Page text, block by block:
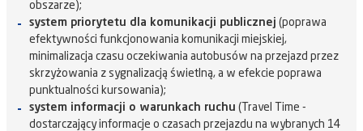
obszarze);
system priorytetu dla komunikacji publicznej (poprawa
efektywności funkcjonowania komunikacji miejskiej,
minimalizacja czasu oczekiwania autobusów na przejazd przez
skrzyżowania z sygnalizacją świetlną, a w efekcie poprawa
punktualności kursowania);
system informacji o warunkach ruchu (Travel Time -
dostarczający informacje o czasach przejazdu na wybranych 14